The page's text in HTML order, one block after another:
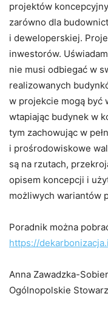
projektów
zarówno dla
i deweloperskiej.
inwestorów.
nie musi odbiegać w
realizowanych
w projekcie mogą być
wtapiając budynek w
tym zachowując w
i prośrodowiskowe
są na rzutach,
opisem koncepcji i
możliwych wariantów
Poradnik można
https://
Anna Zawadzka-
Ogólnopolskie